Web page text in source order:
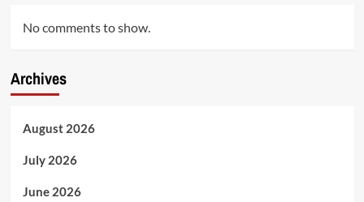
No comments to show.
Archives
August 2026
July 2026
June 2026